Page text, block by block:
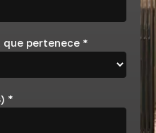
que pertenece *
*